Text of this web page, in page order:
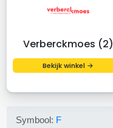
Verberckmoes (2)
Bekijk winkel →
Symbool: F